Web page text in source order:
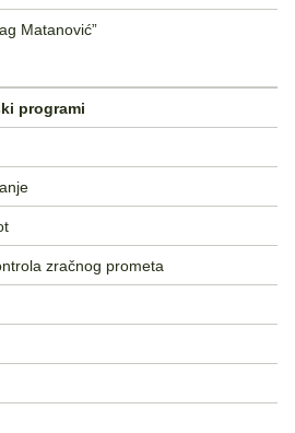
Matanović”
programi
zračnog prometa